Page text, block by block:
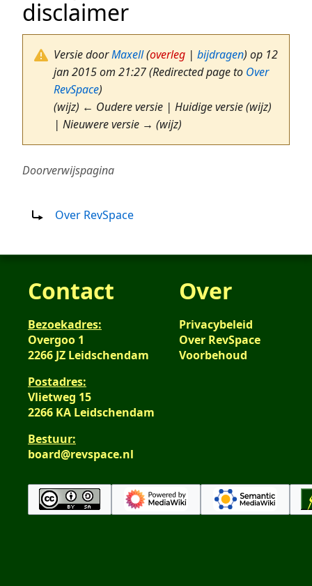
disclaimer
Versie doorMaxell(overleg | bijdragen) op 12
jan 2015 om 21:27(Redirected page to Over
RevSpace)
(wijz) ← Oudere versie | Huidige versie (wijz)
| Nieuwere versie → (wijz)
Doorverwijspagina
Over RevSpace
Contact
Bezoekadres:
Overgoo 1
2266 JZ Leidschendam
Postadres:
Vlietweg 15
2266 KA Leidschendam
Bestuur:
board@revspace.nl
Over
Privacybeleid
Over RevSpace
Voorbehoud